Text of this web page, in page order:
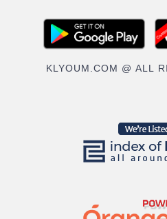
KLYOUM.COM @ ALL